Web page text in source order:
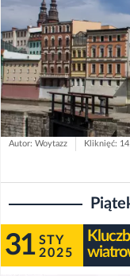
Autor: Woytazz Kliknięć:
31 STY
2025